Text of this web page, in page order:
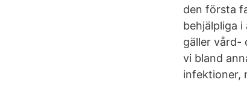
den första
behjälpliga
gäller vård-
vi bland
infektioner,